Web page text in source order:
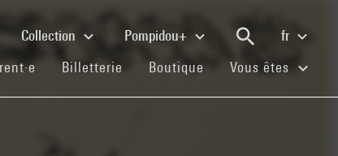
Collection Pompidou+
fr
(current)
Billetterie (current)
Boutique (current)
Vous êtes